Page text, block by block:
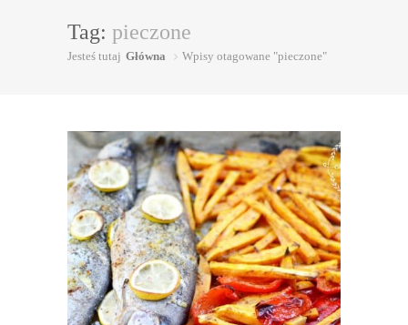
Tag: pieczone
Jesteś tutaj Główna Wpisy otagowane "pieczone"